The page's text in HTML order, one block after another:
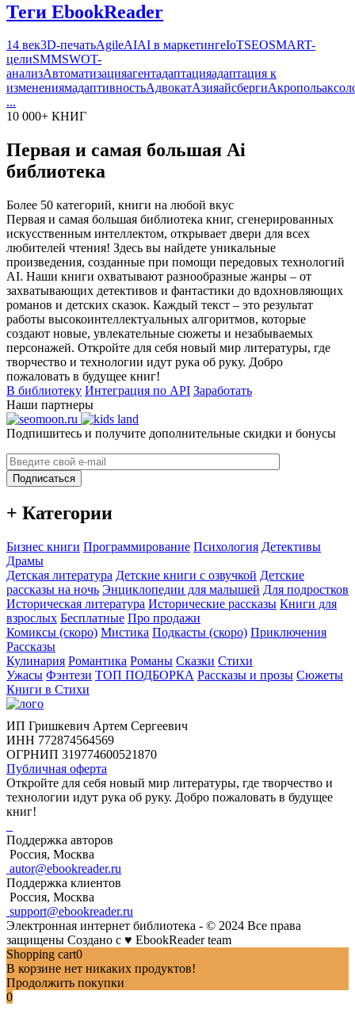
Теги EbookReader
14 век3D-печатьAgileAIAI в маркетингеIoTSEOSMART-
целиSMMSWOT-
анализАвтоматизацияагентадаптацияадаптация к
изменениямадаптивностьАдвокатАзияайсбергиАкрополь
...
10 000+ КНИГ
Первая и самая большая Ai
библиотека
Более 50 категорий, книги на любой вкус
Первая и самая большая библиотека книг, сгенерированных
искусственным интеллектом, открывает двери для всех
любителей чтения! Здесь вы найдете уникальные
произведения, созданные при помощи передовых технологий
AI. Наши книги охватывают разнообразные жанры – от
захватывающих детективов и фантастики до вдохновляющих
романов и детских сказок. Каждый текст – это результат
работы высокоинтеллектуальных алгоритмов, которые
создают новые, увлекательные сюжеты и незабываемых
персонажей. Откройте для себя новый мир литературы, где
творчество и технологии идут рука об руку. Добро
пожаловать в будущее книг!
В библиотеку Интеграция по API Заработать
Наши партнеры
Подпишитесь и получите дополнительные скидки и бонусы
Подписаться
+ Категории
Бизнес книги Программирование Психология Детективы
Драмы
Детская литература Детские книги с озвучкой Детские
рассказы на ночь Энциклопедии для малышей Для подростков
Историческая литература Исторические рассказы Книги для
взрослых Бесплатные Про продажи
Комиксы (скоро) Мистика Подкасты (скоро) Приключения
Рассказы
Кулинария Романтика Романы Сказки Стихи
Ужасы Фэнтези ТОП ПОДБОРКА Рассказы и прозы Сюжеты
Книги в Стихи
ИП Гришкевич Артем Сергеевич
ИНН 772874564569
ОГРНИП 319774600521870
Публичная оферта
Откройте для себя новый мир литературы, где творчество и
технологии идут рука об руку. Добро пожаловать в будущее
книг!
Поддержка авторов
Россия, Москва
autor@ebookreader.ru
Поддержка клиентов
Россия, Москва
support@ebookreader.ru
Электронная интернет библиотека - © 2024 Все права
защищены Создано с ♥ EbookReader team
Shopping cart0
В корзине нет никаких продуктов!
Продолжить покупки
0